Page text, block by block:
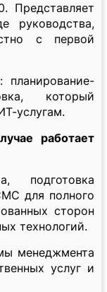
руководства,
с первой
планирование-
который
услугам.
работает
подготовка
для полного
сторон
технологий.
менеджмента
услуг и